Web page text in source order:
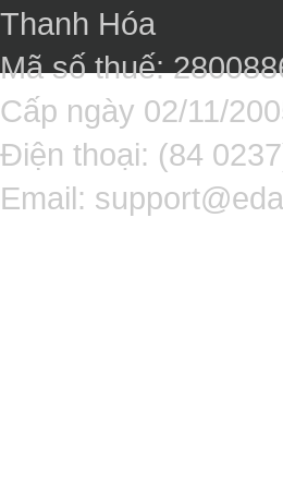
Thanh Hóa
Mã số thuế:
Cấp ngày 02/11/
Điện thoại: (84
Email: